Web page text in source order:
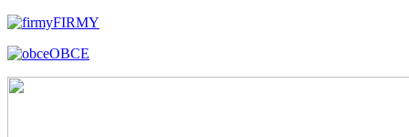
FIRMY
OBCE